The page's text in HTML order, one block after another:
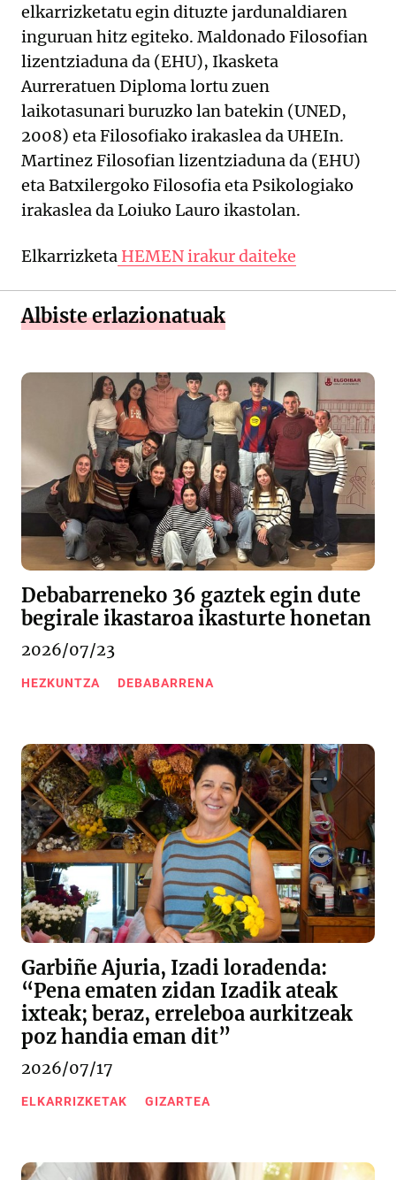
elkarrizketatu egin dituzte jardunaldiaren
inguruan hitz egiteko. Maldonado Filosofian
lizentziaduna da (EHU), Ikasketa
Aurreratuen Diploma lortu zuen
laikotasunari buruzko lan batekin (UNED,
2008) eta Filosofiako irakaslea da UHEIn.
Martinez Filosofian lizentziaduna da (EHU)
eta Batxilergoko Filosofia eta Psikologiako
irakaslea da Loiuko Lauro ikastolan.
Elkarrizketa HEMEN irakur daiteke
Albiste erlazionatuak
Debabarreneko 36 gaztek egin dute
begirale ikastaroa ikasturte honetan
2026/07/23
HEZKUNTZA DEBABARRENA
Garbiñe Ajuria, Izadi loradenda:
“Pena ematen zidan Izadik ateak
ixteak; beraz, erreleboa aurkitzeak
poz handia eman dit”
2026/07/17
ELKARRIZKETAK GIZARTEA